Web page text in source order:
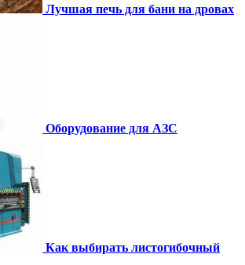
Лучшая печь для бани на дровах
Оборудование для АЗС
Как выбирать листогибочный